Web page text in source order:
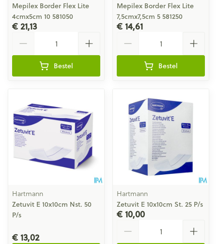
Mepilex Border Flex Lite
4cmx5cm 10 581050
€ 21,13
Bestel
Mepilex Border Flex Lite
7,5cmx7,5cm 5 581250
€ 14,61
Bestel
Hartmann
Zetuvit E 10x10cm Nst. 50
P/s
€ 13,02
Hartmann
Zetuvit E 10x10cm St. 25 P/s
€ 10,00